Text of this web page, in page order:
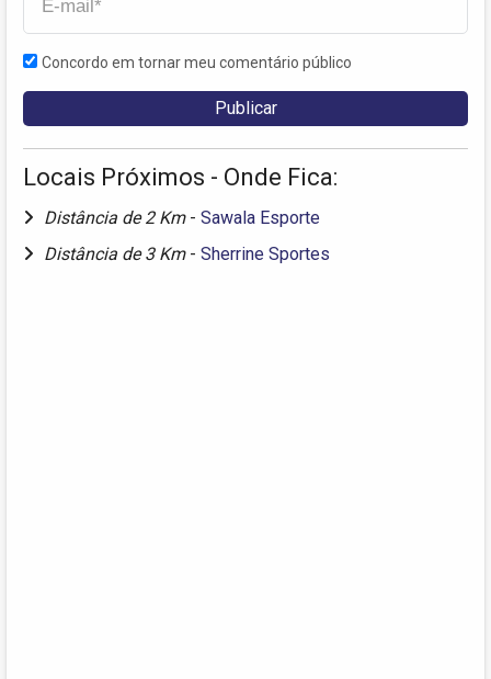
Concordo em tornar meu comentário público
Locais Próximos - Onde Fica:
Distância de 2 Km - Sawala Esporte
Distância de 3 Km - Sherrine Sportes